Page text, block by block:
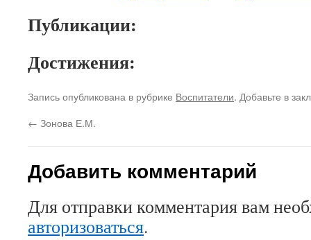
Публикации:
Достижения:
Запись опубликована в рубрике Воспитатели. Добавьте в
← Зонова Е.М.
Добавить комментарий
Для отправки комментария вам
авторизоваться.